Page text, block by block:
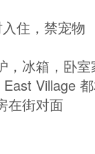
住，禁宠物
，冰箱，卧
East Village
在街对面